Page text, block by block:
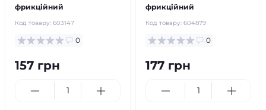
фрикційний
Код товару: 603147
0
157 грн
фрикційний
Код товару: 604879
0
177 грн